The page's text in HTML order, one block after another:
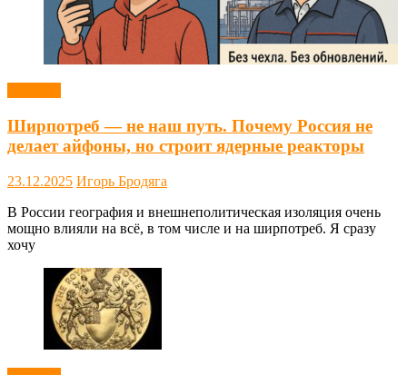
Ширпотреб — не наш путь. Почему Россия не
делает айфоны, но строит ядерные реакторы
23.12.2025 Игорь Бродяга
В России география и внешнеполитическая изоляция очень
мощно влияли на всё, в том числе и на ширпотреб. Я сразу
хочу